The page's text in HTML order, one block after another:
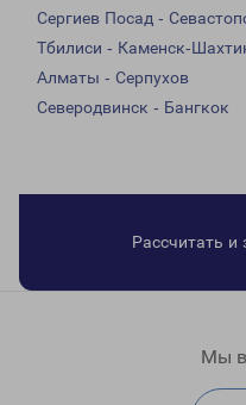
Сергиев Посад -
Тбилиси - Каменск-
Алматы - Серпухов
Северодвинск - Бангкок
Рассчитать и
Мы в